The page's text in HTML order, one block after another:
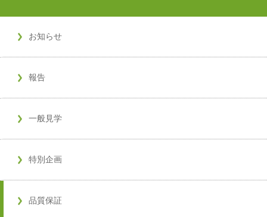
お知らせ
報告
一般見学
特別企画
品質保証